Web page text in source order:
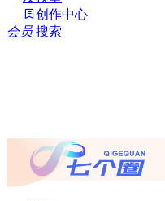
创作中心
会员 搜索